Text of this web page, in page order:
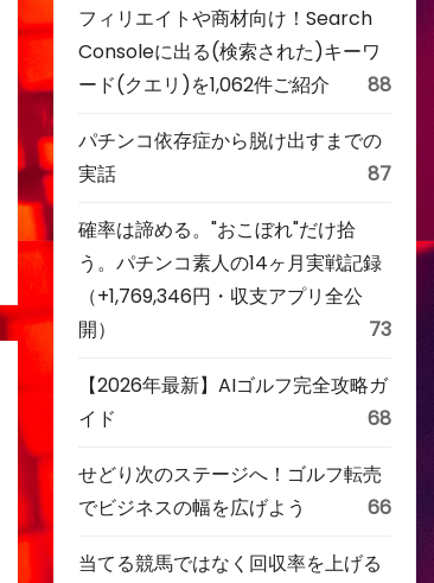
フィリエイトや商材向け！Search
Consoleに出る(検索された)キーワ
ード(クエリ)を1,062件ご紹介
88
パチンコ依存症から脱け出すまでの
実話
87
確率は諦める。"おこぼれ"だけ拾
う。パチンコ素人の14ヶ月実戦記録
（+1,769,346円・収支アプリ全公
開）
73
【2026年最新】AIゴルフ完全攻略ガ
イド
68
せどり次のステージへ！ゴルフ転売
でビジネスの幅を広げよう
66
当てる競馬ではなく回収率を上げる